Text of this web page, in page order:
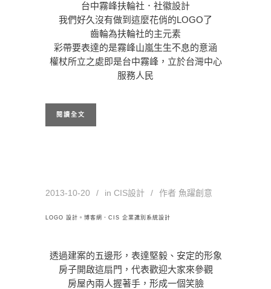
台中霧峰扶輪社．社徽設計
我們好久沒有做到這麼花俏的LOGO了
齒輪為扶輪社的主元素
彩帶要表達的是霧峰山嵐生生不息的意涵
權杖所立之處即是台中霧峰，立於台灣中心
服務人民
閱讀全文
2013-10-20 in CIS設計 作者 魚躍創意
LOGO 設計。博客網．CIS 企業識別系統設計
透過建案的五邊形，表達堅毅、安定的形象
房子開啟這扇門，代表歡迎大家來參觀
房屋內兩人握著手，形成一個笑臉